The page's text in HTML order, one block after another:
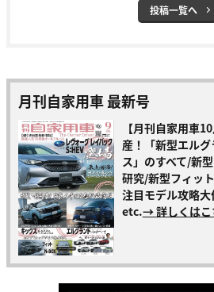
投稿一覧へ
月刊自家用車 最新号
【月刊自家用車
産！「新型エル
ス」のすべて/新
研究/新型フィッ
注目モデル攻略
etc.→ 詳しくはこ